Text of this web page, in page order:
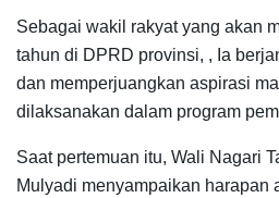
Sebagai wakil rakyat yang akan
tahun di DPRD provinsi, , Ia
dan memperjuangkan aspirasi
dilaksanakan dalam program
Saat pertemuan itu, Wali Nagari
Mulyadi menyampaikan harapan